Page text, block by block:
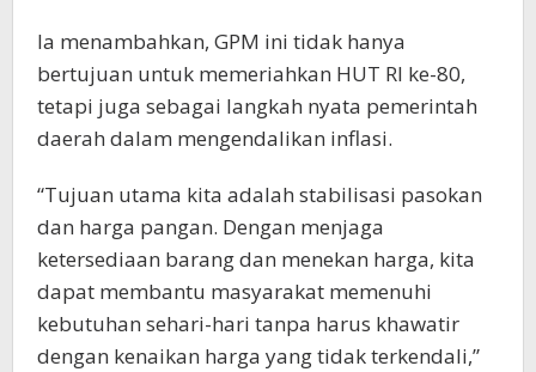
Ia menambahkan, GPM ini tidak hanya
bertujuan untuk memeriahkan HUT RI ke-80,
tetapi juga sebagai langkah nyata pemerintah
daerah dalam mengendalikan inflasi.
“Tujuan utama kita adalah stabilisasi pasokan
dan harga pangan. Dengan menjaga
ketersediaan barang dan menekan harga, kita
dapat membantu masyarakat memenuhi
kebutuhan sehari-hari tanpa harus khawatir
dengan kenaikan harga yang tidak terkendali,”